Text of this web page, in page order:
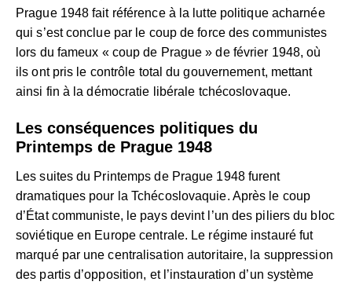
Prague 1948 fait référence à la lutte politique acharnée
qui s’est conclue par le coup de force des communistes
lors du fameux « coup de Prague » de février 1948, où
ils ont pris le contrôle total du gouvernement, mettant
ainsi fin à la démocratie libérale tchécoslovaque.
Les conséquences politiques du
Printemps de Prague 1948
Les suites du Printemps de Prague 1948 furent
dramatiques pour la Tchécoslovaquie. Après le coup
d’État communiste, le pays devint l’un des piliers du bloc
soviétique en Europe centrale. Le régime instauré fut
marqué par une centralisation autoritaire, la suppression
des partis d’opposition, et l’instauration d’un système